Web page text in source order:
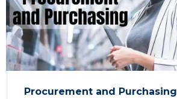
Procurement and Purchasing